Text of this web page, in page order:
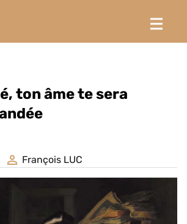
ton âme te sera
François LUC